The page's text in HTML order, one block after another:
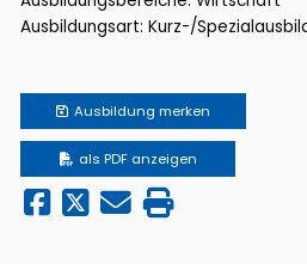
Ausbildungsart: Kurz-/
Ausbildung merken
als PDF anzeigen